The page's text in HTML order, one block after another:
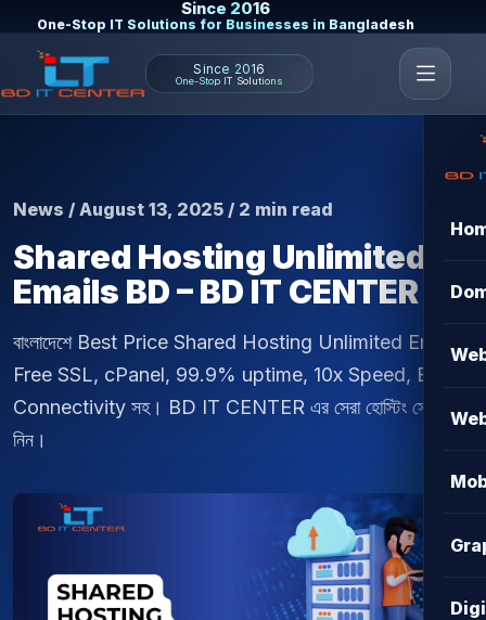
Since 2016
One-Stop IT Solutions for Businesses in Bangladesh
Since 2016
One-Stop IT Solutions
News / August 13, 2025 / 2 min read
Shared Hosting Unlimited
Emails BD – BD IT CENTER
বাংলাদেশে Best Price Shared Hosting Unlimited Emails,
Free SSL, cPanel, 99.9% uptime, 10x Speed, BDIX
Connectivity সহ। BD IT CENTER এর সেরা হোস্টিং সেবা
নিন।